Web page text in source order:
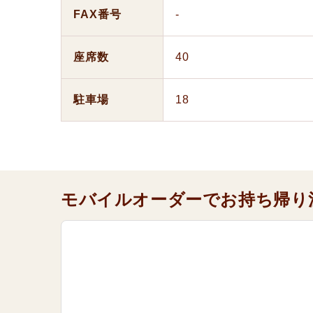
FAX番号 -
座席数 40
駐車場 18
モバイルオーダーでお持ち帰り